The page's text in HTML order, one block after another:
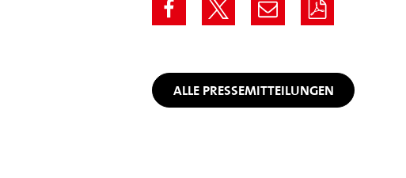
ALLE PRESSEMITTEILUNGEN